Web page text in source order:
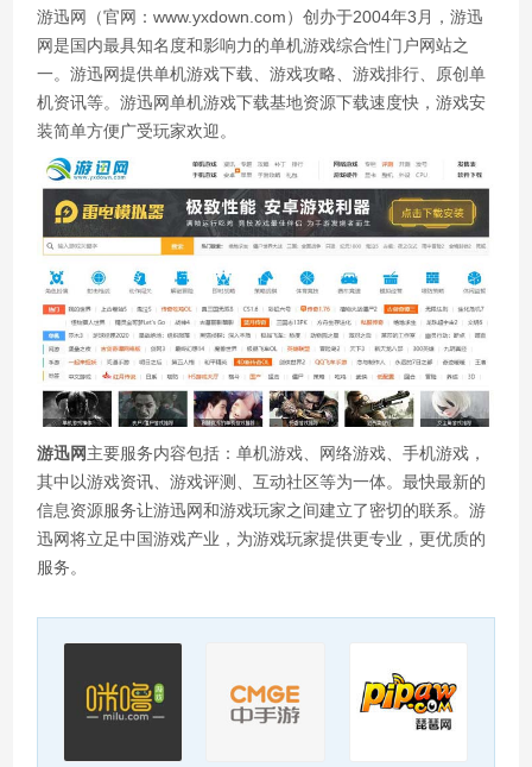
游迅网（官网：www.yxdown.com）创办于2004年3月，游迅
网是国内最具知名度和影响力的单机游戏综合性门户网站之
一。游迅网提供单机游戏下载、游戏攻略、游戏排行、原创单
机资讯等。游迅网单机游戏下载基地资源下载速度快，游戏安
装简单方便广受玩家欢迎。
游迅网主要服务内容包括：单机游戏、网络游戏、手机游戏，
其中以游戏资讯、游戏评测、互动社区等为一体。最快最新的
信息资源服务让游迅网和游戏玩家之间建立了密切的联系。游
迅网将立足中国游戏产业，为游戏玩家提供更专业，更优质的
服务。